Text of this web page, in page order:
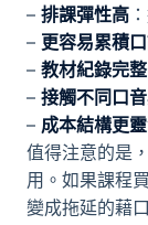
– 排課彈性高
– 更容易累積
– 教材紀錄完整
– 接觸不同口
– 成本結構更
值得注意的是
用。如果課程
變成拖延的藉